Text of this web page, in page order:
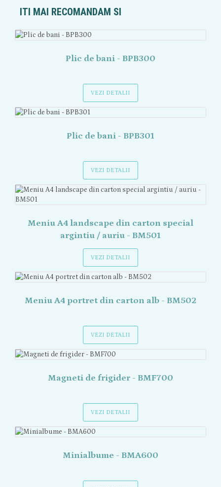
ITI MAI RECOMANDAM SI
Plic de bani - BPB300
VEZI DETALII
Plic de bani - BPB301
VEZI DETALII
Meniu A4 landscape din carton special
argintiu / auriu - BM501
VEZI DETALII
Meniu A4 portret din carton alb - BM502
VEZI DETALII
Magneti de frigider - BMF700
VEZI DETALII
Minialbume - BMA600